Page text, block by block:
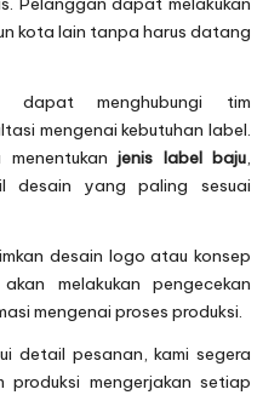
kota lain tanpa harus datang
dapat menghubungi tim
mengenai kebutuhan label.
menentukanjenis label baju,
desain yang paling sesuai
desain logo atau konsep
melakukan pengecekan
mengenai proses produksi.
detail pesanan, kami segera
produksi mengerjakan setiap